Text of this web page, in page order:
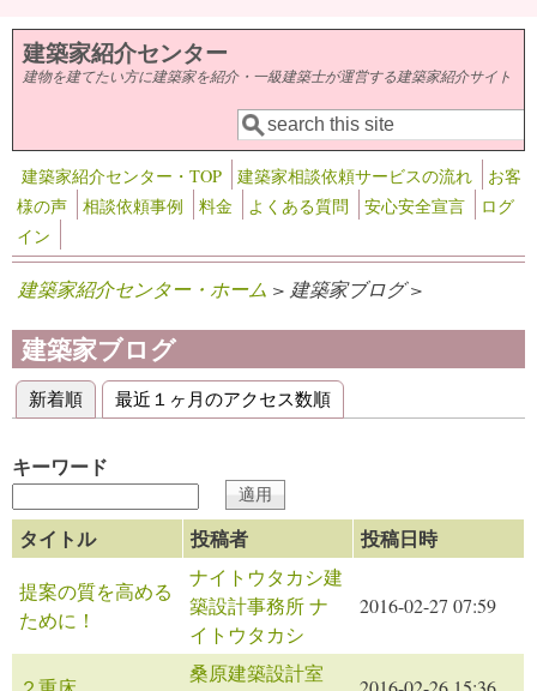
メインコンテンツに移動
建築家紹介センター
建物を建てたい方に建築家を紹介・一級建築士が運営する建築家紹介サイト
検索フォーム
検索
建築家紹介センター・TOP 建築家相談依頼サービスの流れ
お客
様の声
相談依頼事例 料金 よくある質問 安心安全宣言
ログ
イン
建築家紹介センター・ホーム > 建築家ブログ >
建築家ブログ
プライマリータブ
新着順 (アクティブなタブ)
最近１ヶ月のアクセス数順
キーワード
タイトル 投稿者 投稿日時
提案の質を高める
ために！
ナイトウタカシ建
築設計事務所 ナ
イトウタカシ
2016-02-27 07:59
桑原建築設計室